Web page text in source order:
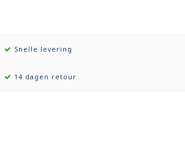
Snelle levering
14 dagen retour